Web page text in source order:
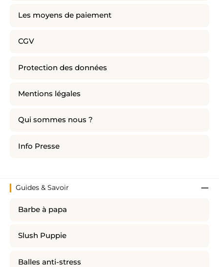
Les moyens de paiement
CGV
Protection des données
Mentions légales
Qui sommes nous ?
Info Presse
Guides & Savoir
Barbe à papa
Slush Puppie
Balles anti-stress